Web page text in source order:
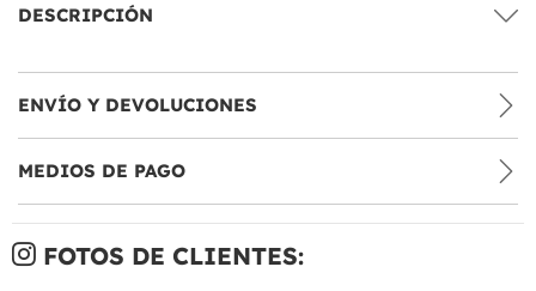
DESCRIPCIÓN
ENVÍO Y DEVOLUCIONES
MEDIOS DE PAGO
FOTOS DE CLIENTES: